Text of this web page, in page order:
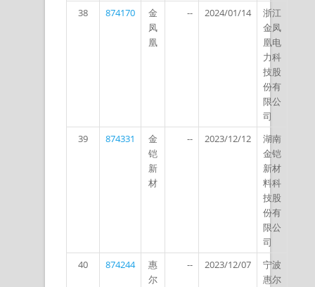
38
874170
金
凤
凰
-- 2024/01/14
浙江
金凤
凰电
力科
技股
份有
限公
司
39
874331
金
铠
新
材
-- 2023/12/12
湖南
金铠
新材
料科
技股
份有
限公
司
40
874244
惠
尔
-- 2023/12/07
宁波
惠尔